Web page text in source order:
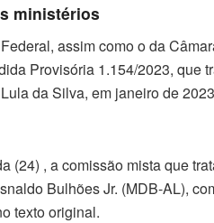
ministérios
assim como o da
Provisória 1.154/2023,
da Silva, em janeiro de
(24) , a comissão mista que
Bulhões Jr. (MDB-AL),
texto original.